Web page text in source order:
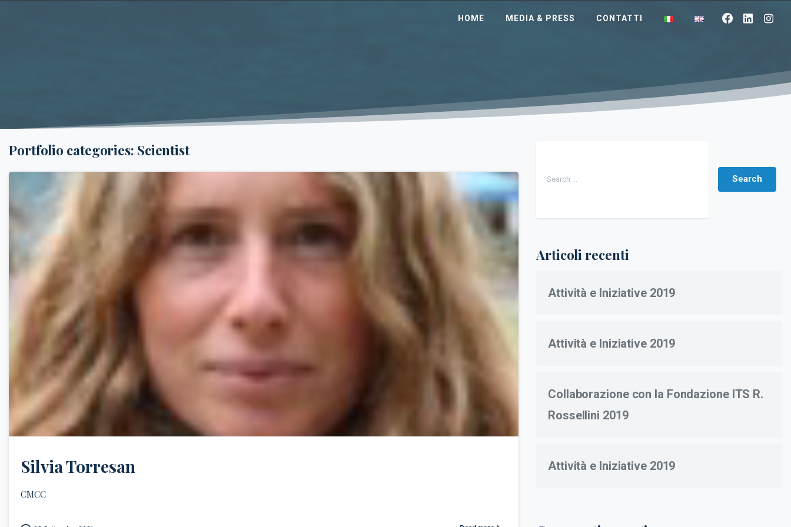
HOME MEDIA & PRESS CONTATTI
Portfolio categories: Scientist
Silvia Torresan
CMCC
Articoli recenti
Attività e Iniziative 2019
Attività e Iniziative 2019
Collaborazione con la Fondazione ITS R.
Rossellini 2019
Attività e Iniziative 2019